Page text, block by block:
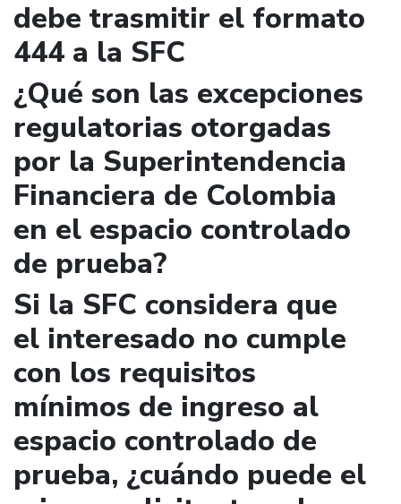
debe trasmitir el formato
444 a la SFC
¿Qué son las excepciones
regulatorias otorgadas
por la Superintendencia
Financiera de Colombia
en el espacio controlado
de prueba?
Si la SFC considera que
el interesado no cumple
con los requisitos
mínimos de ingreso al
espacio controlado de
prueba, ¿cuándo puede el